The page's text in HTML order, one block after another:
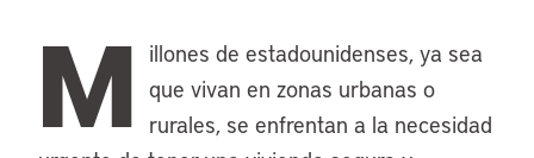
M illones de estadounidenses, ya sea
que vivan en zonas urbanas o
rurales, se enfrentan a la necesidad